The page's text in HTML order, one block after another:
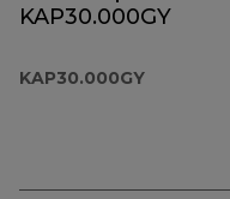
KAP30.000GY
KAP30.000GY